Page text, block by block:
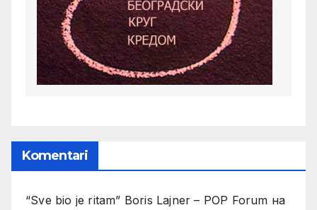
Komentari
“Sve bio je ritam” Boris Lajner – POP Forum на